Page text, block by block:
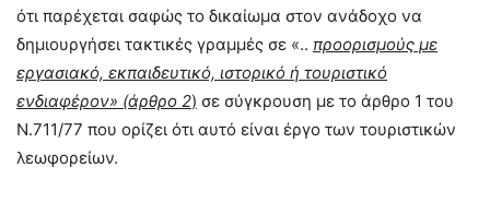
ότι παρέχεται σαφώς το δικαίωμα στον ανάδοχο να
δημιουργήσει τακτικές γραμμές σε «.. προορισμούς με
εργασιακό, εκπαιδευτικό, ιστορικό ή τουριστικό
ενδιαφέρον» (άρθρο 2) σε σύγκρουση με το άρθρο 1 του
Ν.711/77 που ορίζει ότι αυτό είναι έργο των τουριστικών
λεωφορείων.